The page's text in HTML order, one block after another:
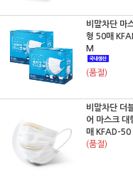
비말차단 마
형 50매
M
(품절)
비말차단 더
어 마스크 대
매 KFAD-50
(품절)